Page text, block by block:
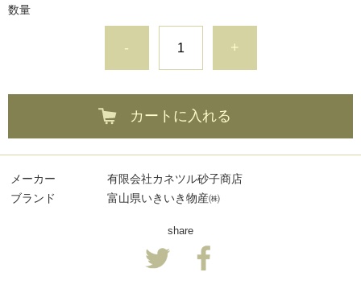
数量
- +
カートに入れる
メーカー
有限会社カネツル砂子商店
ブランド
富山県いきいき物産㈱
share